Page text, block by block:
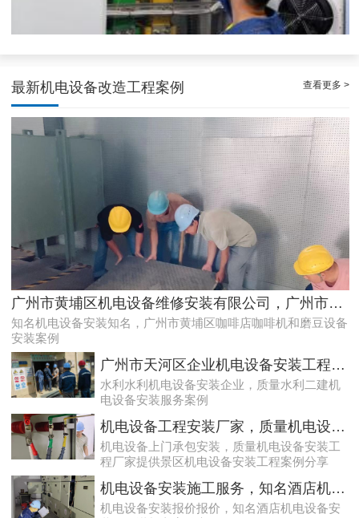
遵从法规的荔湾配电房检测服务|降低配电房故障状态
白云配电房检查案例|合规合法
最新机电设备改造工程案例 查看更多 >
广州市黄埔区机电设备维修安装有限公司，广州市黄埔区咖啡店咖啡机和磨豆设备安装案例
知名机电设备安装知名，广州市黄埔区咖啡店咖啡机和磨豆设备
安装案例
广州市天河区企业机电设备安装工程，质量水利二建机电设备安装服务案例
水利水利机电设备安装企业，质量水利二建机
电设备安装服务案例
机电设备工程安装厂家，质量机电设备安装工程厂家提供景区机电设备安装工程案例分享
机电设备上门承包安装，质量机电设备安装工
程厂家提供景区机电设备安装工程案例分享
机电设备安装施工服务，知名酒店机电设备安装工程谋划方案分享
机电设备安装报价报价，知名酒店机电设备安